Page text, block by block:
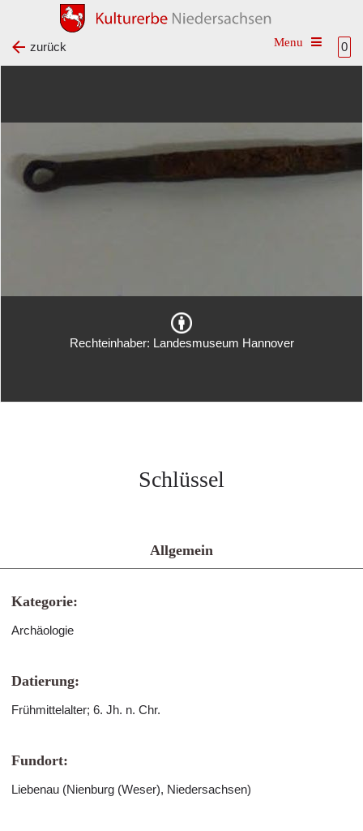
0
Toggle
zurück
Rechteinhaber: Landesmuseum Hannover
Schlüssel
Allgemein
Kategorie:
Archäologie
Datierung:
Frühmittelalter; 6. Jh. n. Chr.
Fundort:
Liebenau (Nienburg (Weser), Niedersachsen)